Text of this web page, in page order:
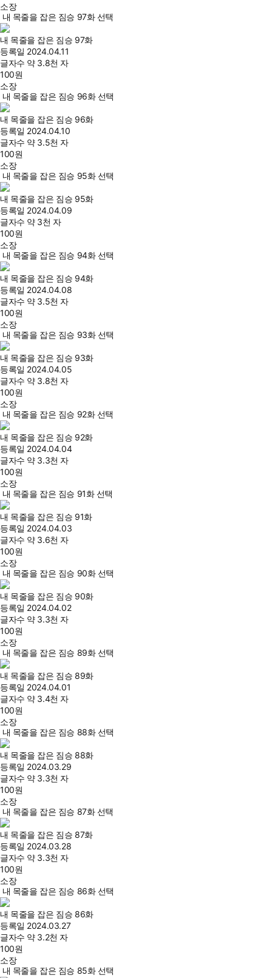
소장
내 목줄을 잡은 짐승 97화 선택
내 목줄을 잡은 짐승 97화
등록일 2024.04.11
글자수 약 3.8천 자
100원
소장
내 목줄을 잡은 짐승 96화 선택
내 목줄을 잡은 짐승 96화
등록일 2024.04.10
글자수 약 3.5천 자
100원
소장
내 목줄을 잡은 짐승 95화 선택
내 목줄을 잡은 짐승 95화
등록일 2024.04.09
글자수 약 3천 자
100원
소장
내 목줄을 잡은 짐승 94화 선택
내 목줄을 잡은 짐승 94화
등록일 2024.04.08
글자수 약 3.5천 자
100원
소장
내 목줄을 잡은 짐승 93화 선택
내 목줄을 잡은 짐승 93화
등록일 2024.04.05
글자수 약 3.8천 자
100원
소장
내 목줄을 잡은 짐승 92화 선택
내 목줄을 잡은 짐승 92화
등록일 2024.04.04
글자수 약 3.3천 자
100원
소장
내 목줄을 잡은 짐승 91화 선택
내 목줄을 잡은 짐승 91화
등록일 2024.04.03
글자수 약 3.6천 자
100원
소장
내 목줄을 잡은 짐승 90화 선택
내 목줄을 잡은 짐승 90화
등록일 2024.04.02
글자수 약 3.3천 자
100원
소장
내 목줄을 잡은 짐승 89화 선택
내 목줄을 잡은 짐승 89화
등록일 2024.04.01
글자수 약 3.4천 자
100원
소장
내 목줄을 잡은 짐승 88화 선택
내 목줄을 잡은 짐승 88화
등록일 2024.03.29
글자수 약 3.3천 자
100원
소장
내 목줄을 잡은 짐승 87화 선택
내 목줄을 잡은 짐승 87화
등록일 2024.03.28
글자수 약 3.3천 자
100원
소장
내 목줄을 잡은 짐승 86화 선택
내 목줄을 잡은 짐승 86화
등록일 2024.03.27
글자수 약 3.2천 자
100원
소장
내 목줄을 잡은 짐승 85화 선택